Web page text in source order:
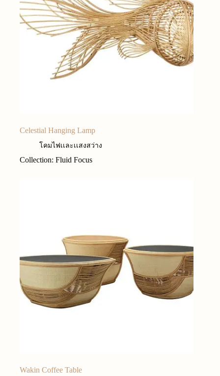
Celestial Hanging Lamp
โคมไฟเเละเเสงสว่าง
Collection: Fluid Focus
Wakin Coffee Table